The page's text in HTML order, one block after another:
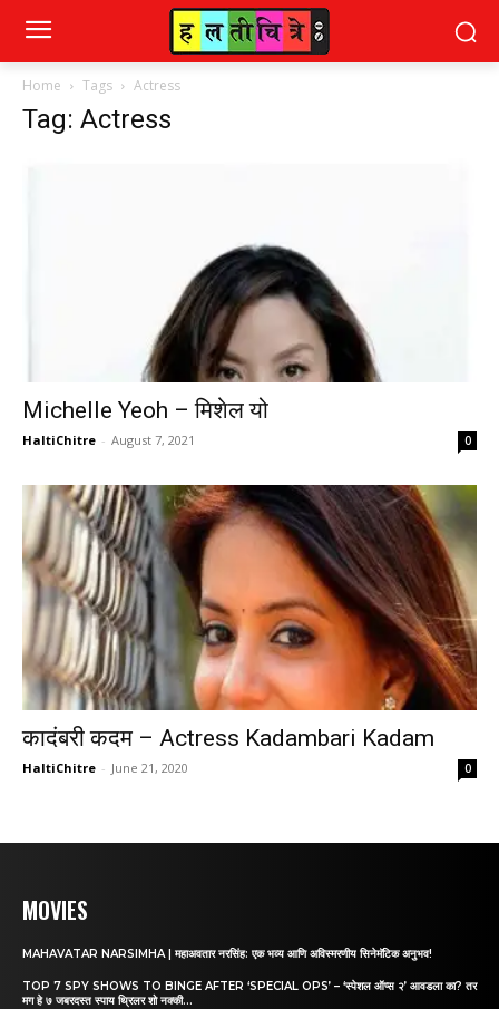
Home Tags Actress
Tag: Actress
Michelle Yeoh – मिशेल यो
HaltiChitre - August 7, 2021 0
कादंबरी कदम – Actress Kadambari Kadam
HaltiChitre - June 21, 2020 0
MOVIES
MAHAVATAR NARSIMHA | महाअवतार नरसिंह: एक भव्य आणि अविस्मरणीय सिनेमॅटिक अनुभव!
TOP 7 SPY SHOWS TO BINGE AFTER ‘SPECIAL OPS’ – ‘स्पेशल ऑप्स २’ आवडला का? तर
मग हे ७ जबरदस्त स्पाय थ्रिलर शो नक्की...